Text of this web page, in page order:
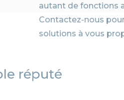
autant de fonctions
Contactez-nous
solutions à vous
réputé